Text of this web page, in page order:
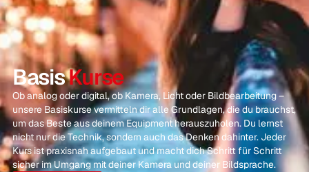
BasisKurse
Ob analog oder digital, ob Kamera, Licht oder Bildbearbeitung –
unsere Basiskurse vermitteln dir alle Grundlagen, die du brauchst,
um das Beste aus deinem Equipment herauszuholen. Du lernst
nicht nur die Technik, sondern auch das Denken dahinter. Jeder
Kurs ist praxisnah aufgebaut und macht dich Schritt für Schritt
sicher im Umgang mit deiner Kamera und deiner Bildsprache.